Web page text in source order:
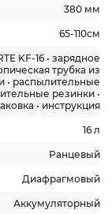
380 мм
65-110см
KF-16 • зарядное
трубка из
• распылительные
резинки •
• инструкция
16 л
Ранцевый
Диафрагмовый
Аккумуляторный